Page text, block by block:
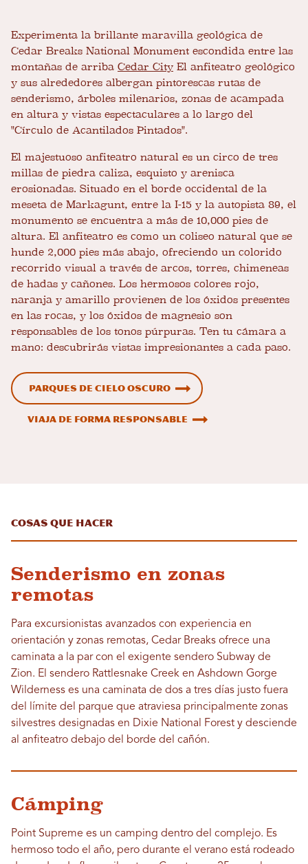
Experimenta la brillante maravilla geológica de
Cedar Breaks National Monument escondida entre las
montañas de arriba Cedar City El anfiteatro geológico
y sus alrededores albergan pintorescas rutas de
senderismo, árboles milenarios, zonas de acampada
en altura y vistas espectaculares a lo largo del
"Círculo de Acantilados Pintados".
El majestuoso anfiteatro natural es un circo de tres
millas de piedra caliza, esquisto y arenisca
erosionadas. Situado en el borde occidental de la
meseta de Markagunt, entre la I-15 y la autopista 89, el
monumento se encuentra a más de 10,000 pies de
altura. El anfiteatro es como un coliseo natural que se
hunde 2,000 pies más abajo, ofreciendo un colorido
recorrido visual a través de arcos, torres, chimeneas
de hadas y cañones. Los hermosos colores rojo,
naranja y amarillo provienen de los óxidos presentes
en las rocas, y los óxidos de magnesio son
responsables de los tonos púrpuras. Ten tu cámara a
mano: descubrirás vistas impresionantes a cada paso.
Parques de cielo oscuro
Viaja de forma responsable
Cosas que hacer
Senderismo en zonas
remotas
Para excursionistas avanzados con experiencia en
orientación y zonas remotas, Cedar Breaks ofrece una
caminata a la par con el exigente sendero Subway de
Zion. El sendero Rattlesnake Creek en Ashdown Gorge
Wilderness es una caminata de dos a tres días justo fuera
del límite del parque que atraviesa principalmente zonas
silvestres designadas en Dixie National Forest y desciende
al anfiteatro debajo del borde del cañón.
Cámping
Point Supreme es un camping dentro del complejo. Es
hermoso todo el año, pero durante el verano está rodeado